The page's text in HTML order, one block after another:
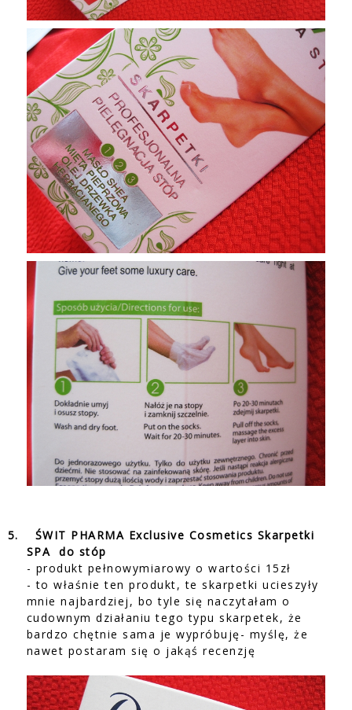
5.
ŚWIT PHARMA Exclusive Cosmetics Skarpetki
SPA
do stóp
- produkt pełnowymiarowy o wartości 15zł
- to właśnie ten produkt, te skarpetki ucieszyły
mnie najbardziej, bo tyle się naczytałam o
cudownym działaniu tego typu skarpetek, że
bardzo chętnie sama je wypróbuję- myślę, że
nawet postaram się o jakąś recenzję